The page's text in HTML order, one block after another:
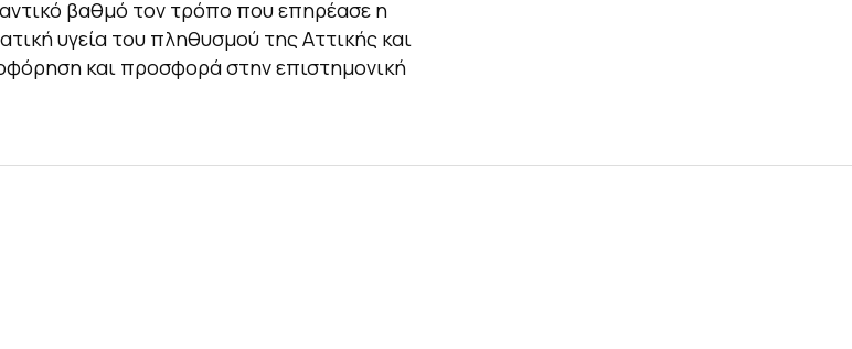
βαθμό τον τρόπο που επηρέασε η
υγεία του πληθυσμού της Αττικής και
και προσφορά στην επιστημονική